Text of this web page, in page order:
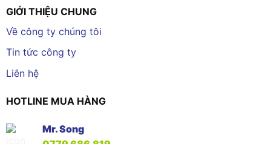
GIỚI THIỆU CHUNG
Về công ty chúng tôi
Tin tức công ty
Liên hệ
HOTLINE MUA HÀNG
Mr. Song